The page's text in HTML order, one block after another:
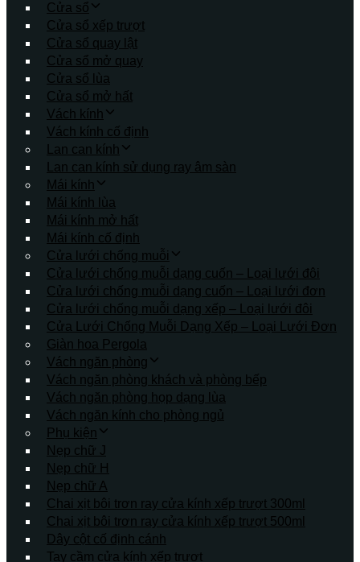
Cửa sổ
Cửa sổ xếp trượt
Cửa sổ quay lật
Cửa sổ mở quay
Cửa sổ lùa
Cửa sổ mở hất
Vách kính
Vách kính cố định
Lan can kính
Lan can kính sử dụng ray âm sàn
Mái kính
Mái kính lùa
Mái kính mở hất
Mái kính cố định
Cửa lưới chống muỗi
Cửa lưới chống muỗi dạng cuốn – Loại lưới đôi
Cửa lưới chống muỗi dạng cuốn – Loại lưới đơn
Cửa lưới chống muỗi dạng xếp – Loại lưới đôi
Cửa Lưới Chống Muỗi Dạng Xếp – Loại Lưới Đơn
Giàn hoa Pergola
Vách ngăn phòng
Vách ngăn phòng khách và phòng bếp
Vách ngăn phòng họp dạng lùa
Vách ngăn kính cho phòng ngủ
Phụ kiện
Nẹp chữ J
Nẹp chữ H
Nẹp chữ A
Chai xịt bôi trơn ray cửa kính xếp trượt 300ml
Chai xịt bôi trơn ray cửa kính xếp trượt 500ml
Dây cột cố định cánh
Tay cầm cửa kính xếp trượt